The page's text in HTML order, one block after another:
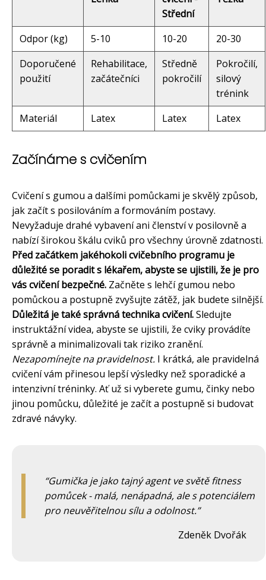
Střední
Odpor (kg) 5-10 10-20
20-30
Doporučené
použití
Rehabilitace,
začátečníci
Středně
pokročilí
Pokročilí,
silový
trénink
Materiál
Latex Latex Latex
Začínáme s cvičením
Cvičení s gumou a dalšími pomůckami je skvělý způsob,
jak začít s posilováním a formováním postavy.
Nevyžaduje drahé vybavení ani členství v posilovně a
nabízí širokou škálu cviků pro všechny úrovně zdatnosti.
Před začátkem jakéhokoli cvičebního programu je
důležité se poradit s lékařem, abyste se ujistili, že je pro
vás cvičení bezpečné. Začněte s lehčí gumou nebo
pomůckou a postupně zvyšujte zátěž, jak budete silnější.
Důležitá je také správná technika cvičení.Sledujte
instruktážní videa, abyste se ujistili, že cviky provádíte
správně a minimalizovali tak riziko zranění.
Nezapomínejte na pravidelnost. I krátká, ale pravidelná
cvičení vám přinesou lepší výsledky než sporadické a
intenzivní tréninky. Ať už si vyberete gumu, činky nebo
jinou pomůcku, důležité je začít a postupně si budovat
zdravé návyky.
Gumička je jako tajný agent ve světě fitness
pomůcek - malá, nenápadná, ale s potenciálem
pro neuvěřitelnou sílu a odolnost.
Zdeněk Dvořák